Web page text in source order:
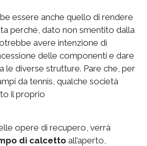
essere anche quello di rendere
perché, dato non smentito dalla
avere intenzione di
delle componenti e dare
le diverse strutture. Pare che, per
da tennis, qualche società
il proprio
opere di recupero, verrà
di calcettoall’aperto,